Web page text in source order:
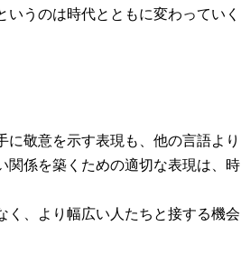
うのは時代とともに変わっていく
敬意を示す表現も、他の言語より
関係を築くための適切な表現は、時
く、より幅広い人たちと接する機会